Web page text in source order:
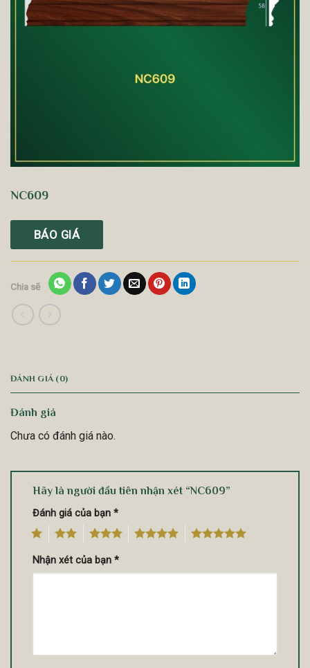
NC609
BÁO GIÁ
Chia sẽ
ĐÁNH GIÁ (0)
Đánh giá
Chưa có đánh giá nào.
Hãy là người đầu tiên nhận xét “NC609”
Đánh giá của bạn *
4 5
Nhận xét của bạn *